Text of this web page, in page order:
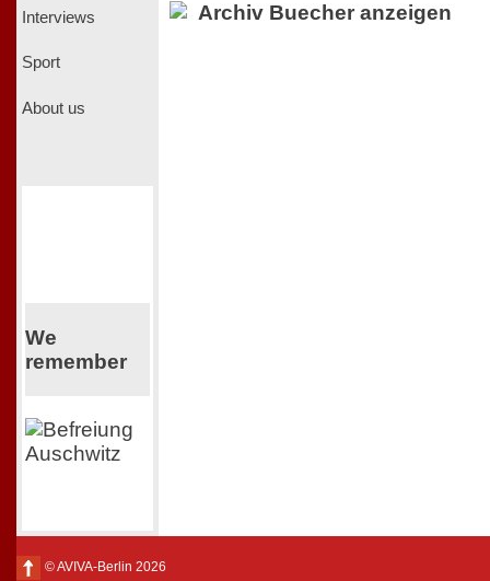
Interviews
Sport
About us
We
remember
Archiv Buecher anzeigen
© AVIVA-Berlin 2026